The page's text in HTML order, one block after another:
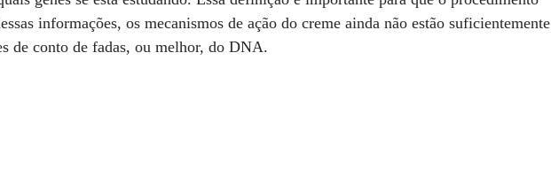
informações, os mecanismos de ação do creme ainda não estão suficientemente
de conto de fadas, ou melhor, do DNA.